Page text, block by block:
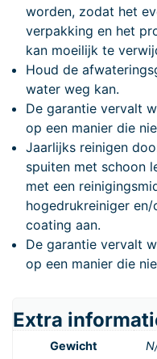
worden, zodat het
verpakking en het
kan moeilijk te
Houd de
water weg kan.
De garantie vervalt
op een manier die
Jaarlijks reinigen
spuiten met schoon
met een
hogedrukreiniger
coating aan.
De garantie vervalt
op een manier die
Extra
Gewicht